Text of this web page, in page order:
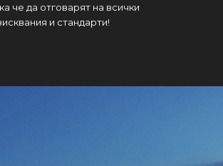
че да отговарят на всички
и стандарти!